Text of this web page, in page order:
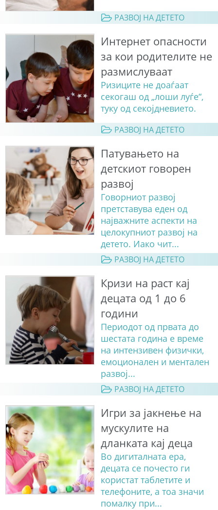
РАЗВОЈ НА ДЕТЕТО
Интернет опасности
за кои родителите не
размислуваат
Ризиците не доаѓаат
секогаш од „лоши луѓе“,
туку од секојдневието.
РАЗВОЈ НА ДЕТЕТО
Патувањето на
детскиот говорен
развој
Говорниот развој
претставува еден од
најважните аспекти на
целокупниот развој на
детето. Иако чит...
РАЗВОЈ НА ДЕТЕТО
Кризи на раст кај
децата од 1 до 6
години
Периодот од првата до
шестата година е време
на интензивен физички,
емоционален и ментален
развој...
РАЗВОЈ НА ДЕТЕТО
Игри за јакнење на
мускулите на
дланката кај деца
Во дигиталната ера,
децата сe почесто ги
користат таблетите и
телефоните, а тоа значи
помалку при...